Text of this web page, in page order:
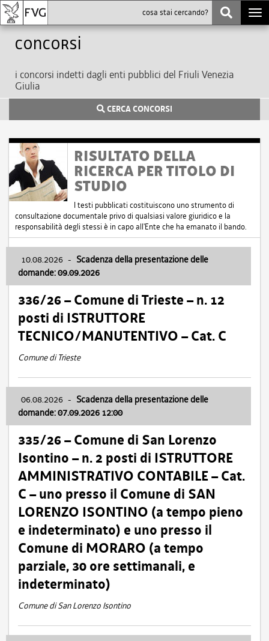
Concorsi
i concorsi indetti dagli enti pubblici del Friuli Venezia
Giulia
CERCA CONCORSI
RISULTATO DELLA
RICERCA PER TITOLO DI
STUDIO
I testi pubblicati costituiscono uno strumento di
consultazione documentale privo di qualsiasi valore giuridico e la
responsabilità degli stessi è in capo all'Ente che ha emanato il bando.
10.08.2026 - Scadenza della presentazione delle
domande: 09.09.2026
336/26 – Comune di Trieste – n. 12
posti di ISTRUTTORE
TECNICO/MANUTENTIVO – Cat. C
Comune di Trieste
06.08.2026 - Scadenza della presentazione delle
domande: 07.09.2026 12:00
335/26 – Comune di San Lorenzo
Isontino – n. 2 posti di ISTRUTTORE
AMMINISTRATIVO CONTABILE – Cat.
C – uno presso il Comune di SAN
LORENZO ISONTINO (a tempo pieno
e indeterminato) e uno presso il
Comune di MORARO (a tempo
parziale, 30 ore settimanali, e
indeterminato)
Comune di San Lorenzo Isontino